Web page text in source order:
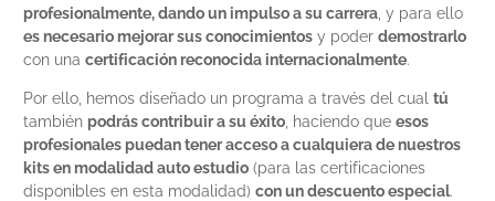
profesionalmente, dando un impulso a su carrera , y para ello
es necesario mejorar sus conocimientos y poder demostrarlo
con una certificación reconocida internacionalmente.
Por ello, hemos diseñado un programa a través del cual tú
también podrás contribuir a su éxito , haciendo que esos
profesionales puedan tener acceso a cualquiera de nuestros
kits en modalidad auto estudio (para las certificaciones
disponibles en esta modalidad) con un descuento especial.